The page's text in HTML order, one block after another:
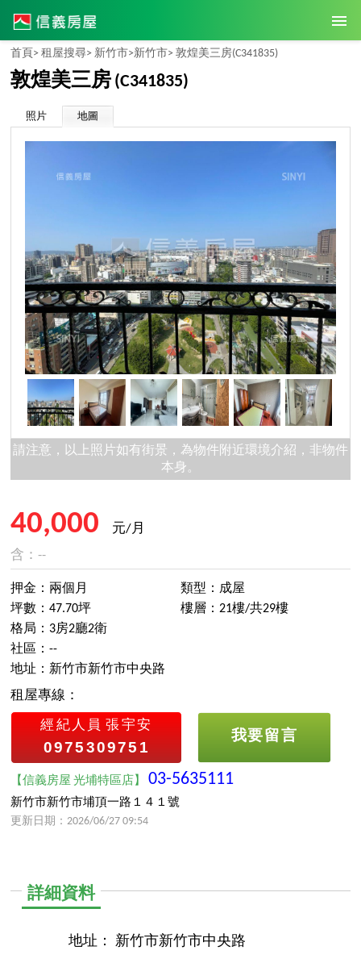
首頁> 租屋搜尋> 新竹市>新竹市> 敦煌美三房(C341835)
敦煌美三房 (C341835)
照片 地圖
請注意，以上照片如有街景，為物件附近環境介紹，非物件
本身。
40,000
元/月
含：--
押金：兩個月
坪數：47.70坪
類型：成屋
樓層：21樓/共29樓
格局：3房2廳2衛
社區：--
地址：新竹市新竹市中央路
租屋專線：
經紀人員 張宇安
0975309751
我要留言
【信義房屋 光埔特區店】03-5635111
新竹市新竹市埔頂一路１４１號
更新日期：2026/06/27 09:54
詳細資料
地址：
新竹市新竹市中央路